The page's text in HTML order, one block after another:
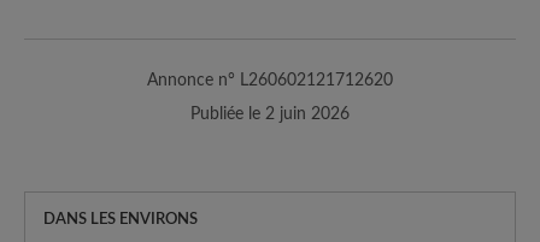
Annonce n° L260602121712620
Publiée le 2 juin 2026
DANS LES ENVIRONS